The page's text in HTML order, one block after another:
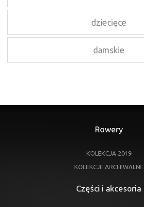
dziecięce
damskie
Rowery
KOLEKCJA 2019
KOLEKCJE ARCHIWALNE
Części i akcesoria